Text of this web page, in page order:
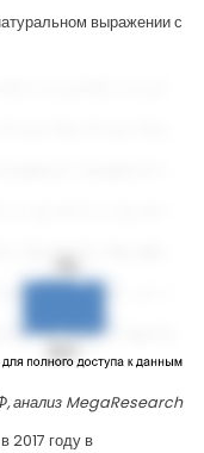
выражении с
анализ MegaResearch
2017 году в